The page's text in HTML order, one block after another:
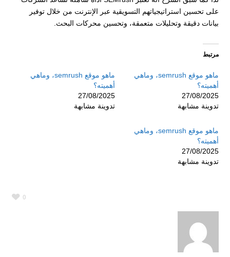
على تحسين استراتيجياتهم التسويقية عبر الإنترنت من خلال توفير
بيانات دقيقة وتحليلات متعمقة، وتحسين محركات البحث.
مرتبط
ماهو موقع semrush، وماهي
أهميته؟
27/08/2025
تدوينة مشابهة
ماهو موقع semrush، وماهي
أهميته؟
27/08/2025
تدوينة مشابهة
ماهو موقع semrush، وماهي
أهميته؟
27/08/2025
تدوينة مشابهة
0